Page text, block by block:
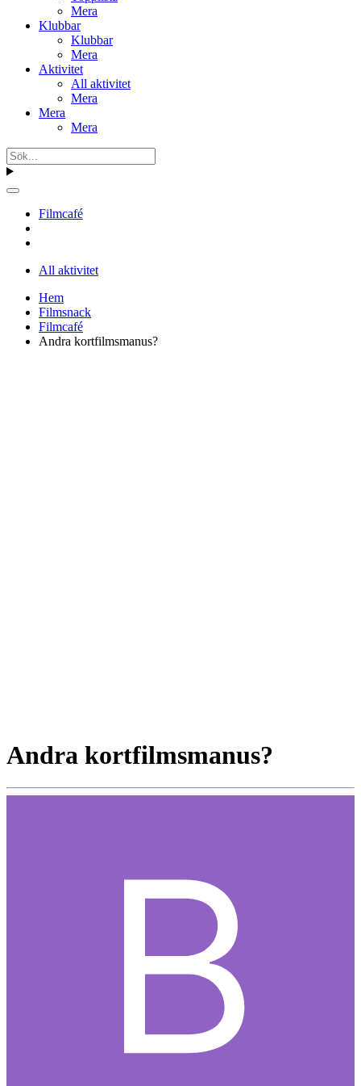
Mera
Klubbar
Klubbar
Mera
Aktivitet
All aktivitet
Mera
Mera
Mera
Filmcafé
All aktivitet
Hem
Filmsnack
Filmcafé
Andra kortfilmsmanus?
Andra kortfilmsmanus?